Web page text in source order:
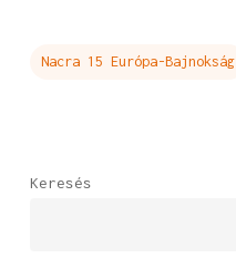
Nacra 15 Európa-Bajnokság
Keresés